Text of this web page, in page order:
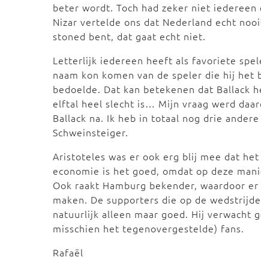
beter wordt. Toch had zeker niet
Nizar vertelde ons dat Nederland echt
stoned bent, dat gaat echt niet.
Letterlijk iedereen heeft als favoriete
naam kon komen van de speler die hij
bedoelde. Dat kan betekenen dat Ballack
elftal heel slecht is… Mijn vraag werd
Ballack na. Ik heb in totaal nog drie
Schweinsteiger.
Aristoteles was er ook erg blij mee dat
economie is het goed, omdat op deze
Ook raakt Hamburg bekender, waardoor
maken. De supporters die op de
natuurlijk alleen maar goed. Hij verwacht
misschien het tegenovergestelde) fans.
Rafaël